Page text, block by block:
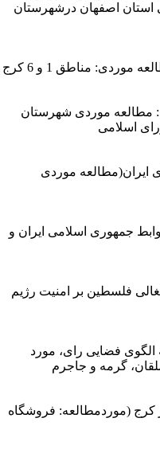
استان اصفهان درشهرستان
مناطق 1 و 6 کرج
مطالعه موردی شهرستان
اسلامی
ایران(مطالعه موردی
جمهوری اسلامی ایران و
فلسطین بر امنیت رژیم
فضایی رای، مورد
گرمه و جاجرم
کرج (موردمطالعه: فروشگاه